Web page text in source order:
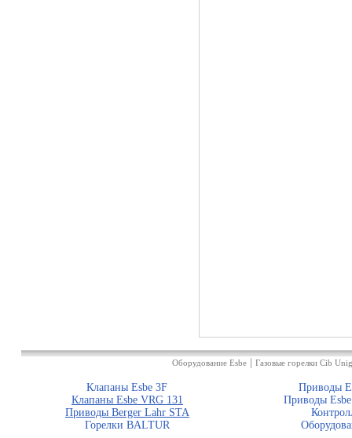
Оборудование Esbe Газовые горелки Cib
Клапаны Esbe 3F
Приводы
Клапаны Esbe VRG 131
Приводы
Приводы Berger Lahr STA
Горелки BALTUR